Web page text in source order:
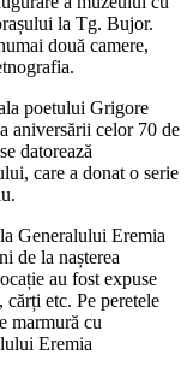
la Tg. Bujor.
două camere,
poetului Grigore
aniversării celor 70 de
datorează
care a donat o serie
Generalului Eremia
de la nașterea
au fost expuse
etc. Pe peretele
marmură cu
Eremia